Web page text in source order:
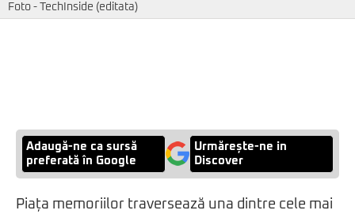
Foto - TechInside (editata)
Adaugă-ne ca sursă
preferată în Google
Urmărește-ne in
Discover
Piața memoriilor traversează una dintre cele mai